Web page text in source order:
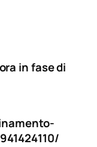
in fase di